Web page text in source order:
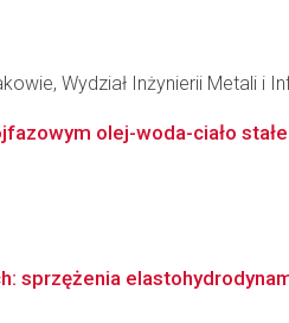
Wydział Inżynierii Metali i
olej-woda-ciało stałe
sprzężenia